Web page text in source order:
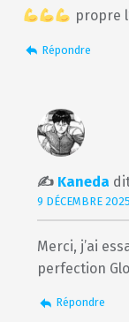
propre
Répondre
Kaneda
9 DÉCEMBRE
Merci, j’ai
perfection
Répondre